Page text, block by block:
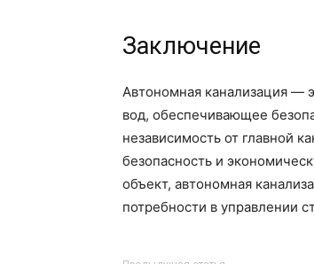
Заключение
Автономная канализация —
вод, обеспечивающее
независимость от главной
безопасность и
объект, автономная
потребности в управлении